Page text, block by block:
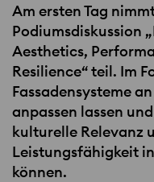
Am ersten Tag
Podiumsdiskussion
Aesthetics,
Resilience“ teil. Im
Fassadensysteme
anpassen lassen
kulturelle Relevanz
Leistungsfähigkeit
können.